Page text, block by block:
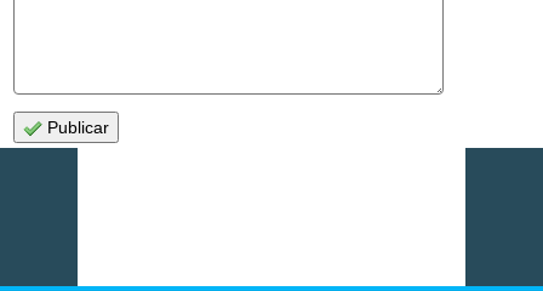
Publicar